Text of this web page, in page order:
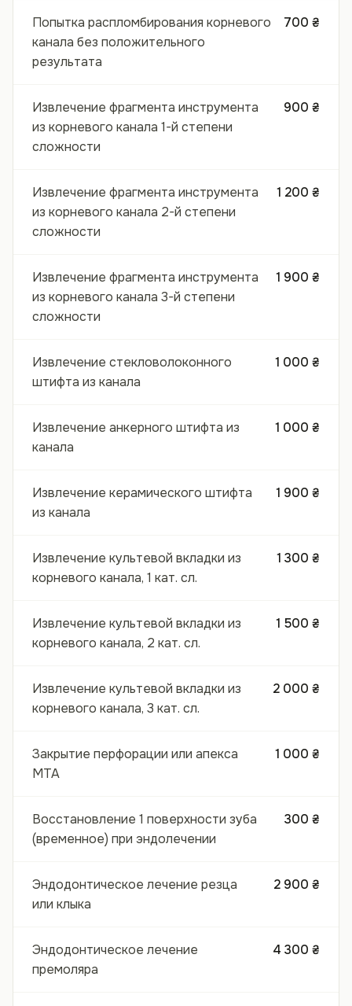
Попытка распломбирования корневого
канала без положительного
результата
700 ₴
Извлечение фрагмента инструмента
из корневого канала 1-й степени
сложности
900 ₴
Извлечение фрагмента инструмента
из корневого канала 2-й степени
сложности
1 200 ₴
Извлечение фрагмента инструмента
из корневого канала 3-й степени
сложности
1 900 ₴
Извлечение стекловолоконного
штифта из канала
1 000 ₴
Извлечение анкерного штифта из
канала
1 000 ₴
Извлечение керамического штифта
из канала
1 900 ₴
Извлечение культевой вкладки из
корневого канала, 1 кат. сл.
1 300 ₴
Извлечение культевой вкладки из
корневого канала, 2 кат. сл.
1 500 ₴
Извлечение культевой вкладки из
корневого канала, 3 кат. сл.
2 000 ₴
Закрытие перфорации или апекса
МТА
1 000 ₴
Восстановление 1 поверхности зуба
(временное) при эндолечении
300 ₴
Эндодонтическое лечение резца
или клыка
2 900 ₴
Эндодонтическое лечение
премоляра
4 300 ₴